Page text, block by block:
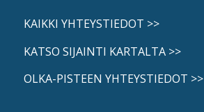
KAIKKI YHTEYSTIEDOT >>
KATSO SIJAINTI KARTALTA >>
OLKA-PISTEEN YHTEYSTIEDOT >>